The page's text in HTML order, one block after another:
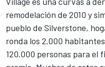
remodelación de 2010 y
pueblo de Silverstone,
ronda los 2.000
120.000 personas para el